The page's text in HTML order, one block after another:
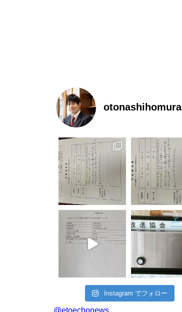
otonashihomura
Instagram でフォロー
@etoechonews